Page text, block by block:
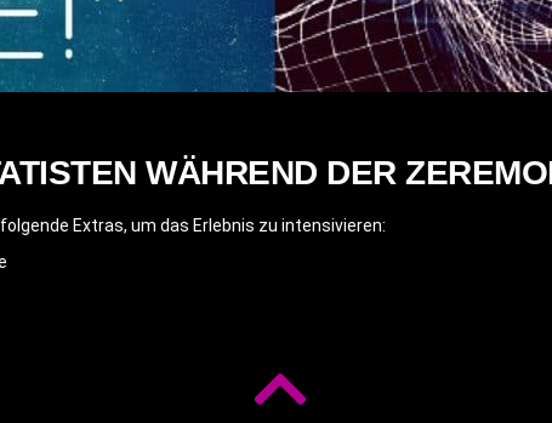
WÄHREND DER
Extras, um das Erlebnis zu intensivieren: